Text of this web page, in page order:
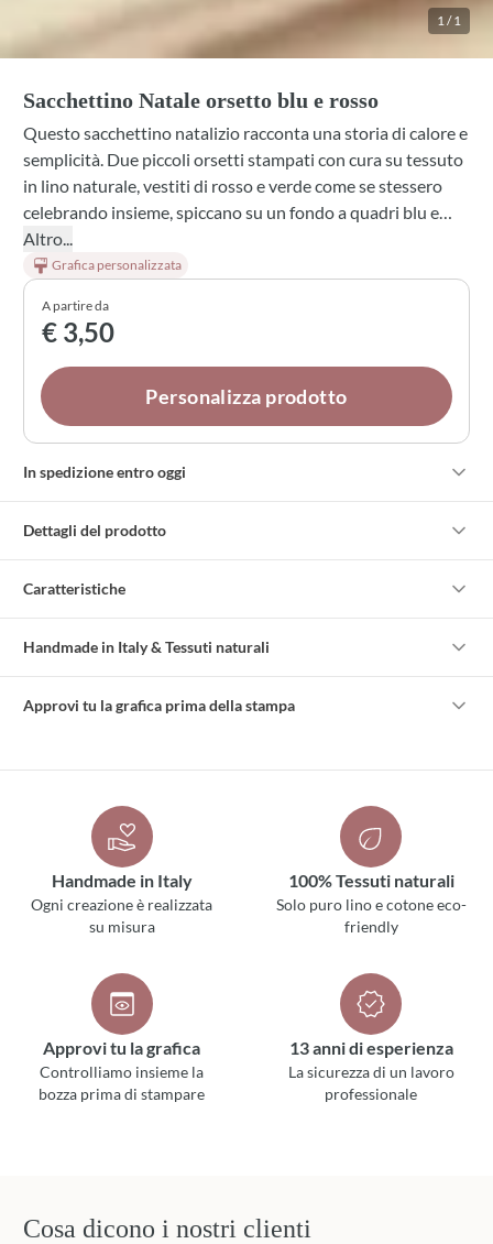
1/1
Sacchettino Natale orsetto blu e rosso
Questo sacchettino natalizio racconta una storia di calore e
semplicità. Due piccoli orsetti stampati con cura su tessuto
in lino naturale, vestiti di rosso e verde come se stessero
celebrando insieme, spiccano su un fondo a quadri blu e
borgogna. La cordicella rossa e bianca annodata con stile, il
messaggio Be happy in oro, e quel wreath che li circonda
creano un'atmosfera intima e nostalgica. È il tipo di
sacchetto che conserverai anche dopo le feste.
Altro...
Grafica personalizzata
A partire da
€ 3,50
Personalizza prodotto
In spedizione entro oggi
Dettagli del prodotto
Caratteristiche
Handmade in Italy & Tessuti naturali
Approvi tu la grafica prima della stampa
Handmade in Italy
Ogni creazione è realizzata
su misura
100% Tessuti naturali
Solo puro lino e cotone eco-
friendly
Approvi tu la grafica
Controlliamo insieme la
bozza prima di stampare
13 anni di esperienza
La sicurezza di un lavoro
professionale
Cosa dicono i nostri clienti